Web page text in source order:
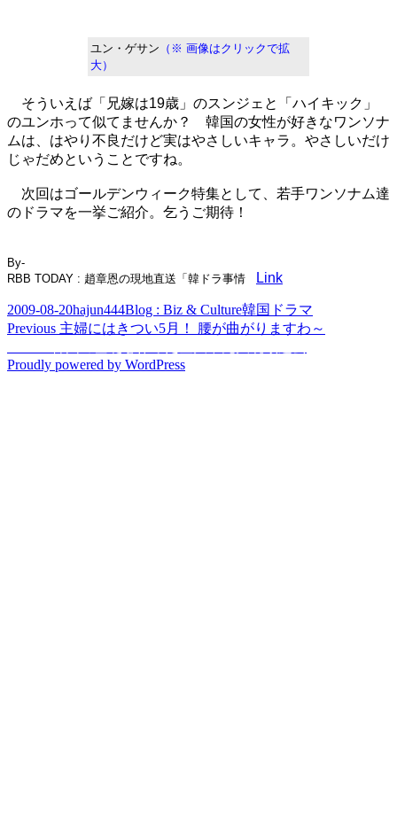
ユン・ゲサン （※ 画像はクリックで拡
大）
そういえば「兄嫁は19歳」のスンジェと「ハイキック」
のユンホって似てませんか？ 韓国の女性が好きなワンソナ
ムは、はやり不良だけど実はやさしいキャラ。やさしいだけ
じゃだめということですね。
次回はゴールデンウィーク特集として、若手ワンソナム達
のドラマを一挙ご紹介。乞うご期待！
By-
RBB TODAY : 趙章恩の現地直送「韓ドラ事情
Link
Posted
on
2009-08-20Author
hajun444Categories
Blog : Biz & CultureTags
韓国ドラマ
Post
navigation
Previous Previous
主婦にはきつい5月！ 腰が曲がりますわ～
post:
Proudly powered by WordPress